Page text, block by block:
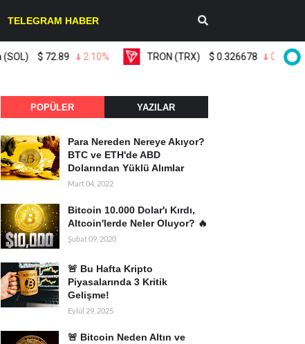
TELEGRAM HABER
$72.89 2.10% TRON (TRX) $0.326678 0.30%
POPÜLER YAZILAR
Para Nereden Nereye Akıyor?
BTC ve ETH'de ABD
Dolarından Yüklü Alımlar
Mart 04, 2022
Bitcoin 10.000 Dolar'ı Kırdı,
Altcoin'lerde Neler Oluyor? 🔥
Şubat 09, 2020
🚨 Bu Hafta Kripto
Piyasalarında 3 Kritik
Gelişme!
Eylül 29, 2025
🚨 Bitcoin Neden Altın ve